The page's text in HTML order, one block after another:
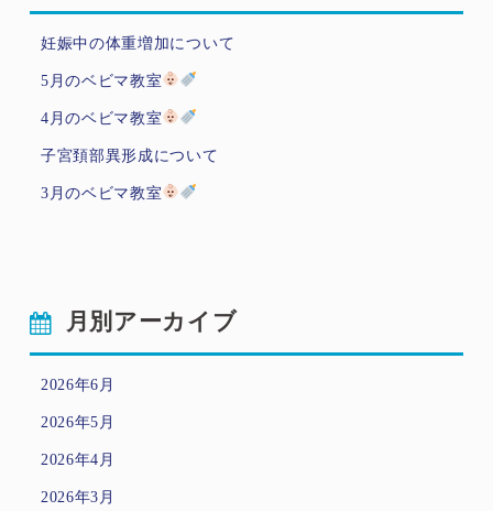
妊娠中の体重増加について
5月のベビマ教室
4月のベビマ教室
子宮頚部異形成について
3月のベビマ教室
月別アーカイブ
2026年6月
2026年5月
2026年4月
2026年3月